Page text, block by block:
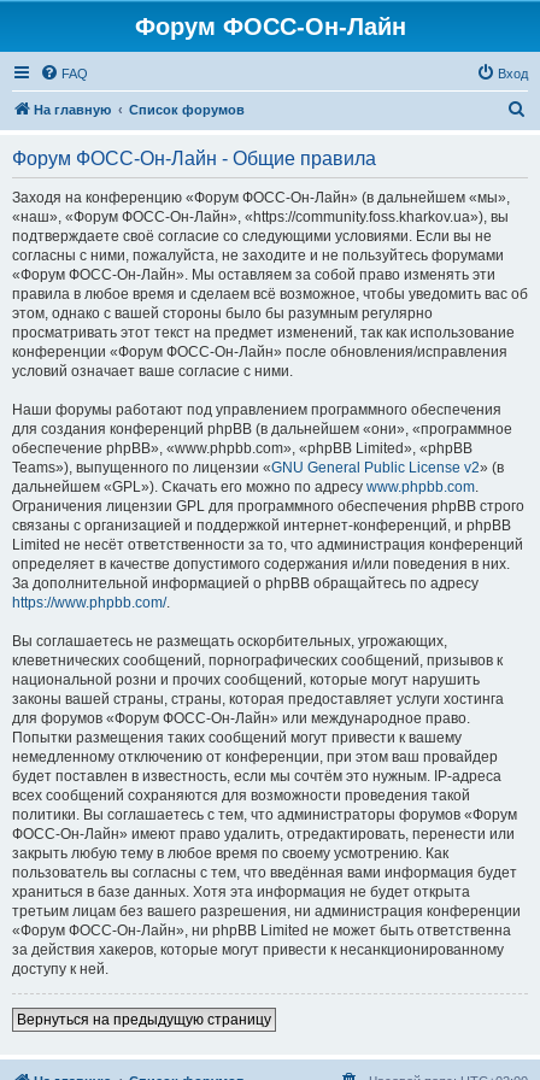
Форум ФОСС-Он-Лайн
FAQ Вход
На главную Список форумов
Форум ФОСС-Он-Лайн - Общие правила
Заходя на конференцию «Форум ФОСС-Он-Лайн» (в дальнейшем «мы»,
«наш», «Форум ФОСС-Он-Лайн», «https://community.foss.kharkov.ua»), вы
подтверждаете своё согласие со следующими условиями. Если вы не
согласны с ними, пожалуйста, не заходите и не пользуйтесь форумами
«Форум ФОСС-Он-Лайн». Мы оставляем за собой право изменять эти
правила в любое время и сделаем всё возможное, чтобы уведомить вас об
этом, однако с вашей стороны было бы разумным регулярно
просматривать этот текст на предмет изменений, так как использование
конференции «Форум ФОСС-Он-Лайн» после обновления/исправления
условий означает ваше согласие с ними.
Наши форумы работают под управлением программного обеспечения
для создания конференций phpBB (в дальнейшем «они», «программное
обеспечение phpBB», «www.phpbb.com», «phpBB Limited», «phpBB
Teams»), выпущенного по лицензии «GNU General Public License v2» (в
дальнейшем «GPL»). Скачать его можно по адресу www.phpbb.com.
Ограничения лицензии GPL для программного обеспечения phpBB строго
связаны с организацией и поддержкой интернет-конференций, и phpBB
Limited не несёт ответственности за то, что администрация конференций
определяет в качестве допустимого содержания и/или поведения в них.
За дополнительной информацией о phpBB обращайтесь по адресу
https://www.phpbb.com/.
Вы соглашаетесь не размещать оскорбительных, угрожающих,
клеветнических сообщений, порнографических сообщений, призывов к
национальной розни и прочих сообщений, которые могут нарушить
законы вашей страны, страны, которая предоставляет услуги хостинга
для форумов «Форум ФОСС-Он-Лайн» или международное право.
Попытки размещения таких сообщений могут привести к вашему
немедленному отключению от конференции, при этом ваш провайдер
будет поставлен в известность, если мы сочтём это нужным. IP-адреса
всех сообщений сохраняются для возможности проведения такой
политики. Вы соглашаетесь с тем, что администраторы форумов «Форум
ФОСС-Он-Лайн» имеют право удалить, отредактировать, перенести или
закрыть любую тему в любое время по своему усмотрению. Как
пользователь вы согласны с тем, что введённая вами информация будет
храниться в базе данных. Хотя эта информация не будет открыта
третьим лицам без вашего разрешения, ни администрация конференции
«Форум ФОСС-Он-Лайн», ни phpBB Limited не может быть ответственна
за действия хакеров, которые могут привести к несанкционированному
доступу к ней.
Вернуться на предыдущую страницу